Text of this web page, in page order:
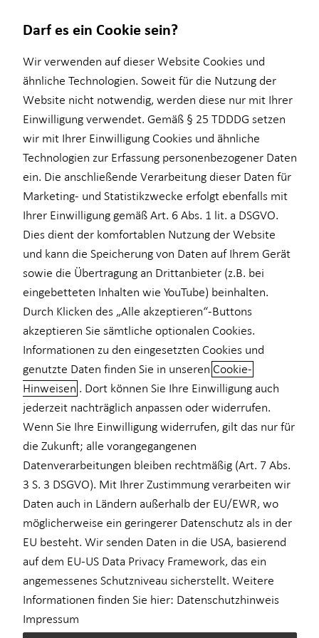
Über mich
Enes Özdemir
Enes Özdemir
Finanzberater
23 ProvenExpert Reviews
Darf es ein Cookie sein?
Wir verwenden auf dieser Website Cookies und
ähnliche Technologien. Soweit für die Nutzung der
Website nicht notwendig, werden diese nur mit Ihrer
Einwilligung verwendet. Gemäß § 25 TDDDG setzen
wir mit Ihrer Einwilligung Cookies und ähnliche
Technologien zur Erfassung personenbezogener Daten
ein. Die anschließende Verarbeitung dieser Daten für
Marketing- und Statistikzwecke erfolgt ebenfalls mit
Ihrer Einwilligung gemäß Art. 6 Abs. 1 lit. a DSGVO.
Dies dient der komfortablen Nutzung der Website
und kann die Speicherung von Daten auf Ihrem Gerät
sowie die Übertragung an Drittanbieter (z.B. bei
eingebetteten Inhalten wie YouTube) beinhalten.
Durch Klicken des „Alle akzeptieren“-Buttons
akzeptieren Sie sämtliche optionalen Cookies.
Informationen zu den eingesetzten Cookies und
genutzte Daten finden Sie in unseren Cookie-
Hinweisen . Dort können Sie Ihre Einwilligung auch
jederzeit nachträglich anpassen oder widerrufen.
Wenn Sie Ihre Einwilligung widerrufen, gilt das nur für
die Zukunft; alle vorangegangenen
Datenverarbeitungen bleiben rechtmäßig (Art. 7 Abs.
3 S. 3 DSGVO). Mit Ihrer Zustimmung verarbeiten wir
Daten auch in Ländern außerhalb der EU/EWR, wo
möglicherweise ein geringerer Datenschutz als in der
EU besteht. Wir senden Daten in die USA, basierend
auf dem EU-US Data Privacy Framework, das ein
angemessenes Schutzniveau sicherstellt. Weitere
Informationen finden Sie hier: Datenschutzhinweis
Impressum